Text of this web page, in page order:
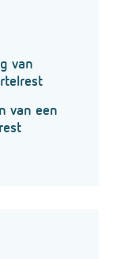
van
van een